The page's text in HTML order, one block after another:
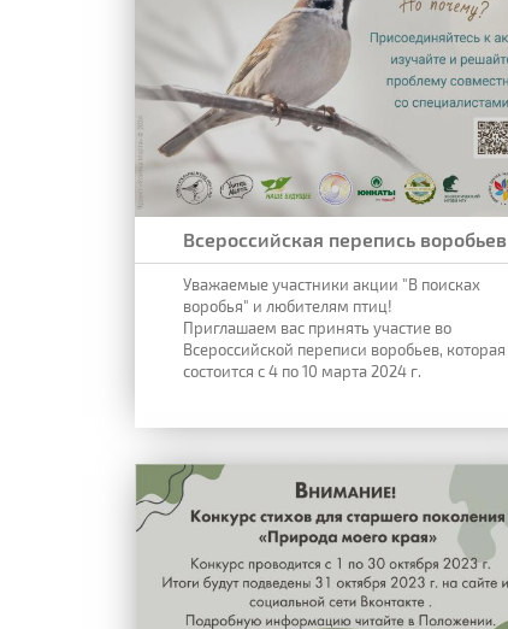
Всероссийская перепись воробьев
Уважаемые участники акции "В поисках
воробья" и любителям птиц!
Приглашаем вас принять участие во
Всероссийской переписи воробьев, которая
состоится с 4 по 10 марта 2024 г.